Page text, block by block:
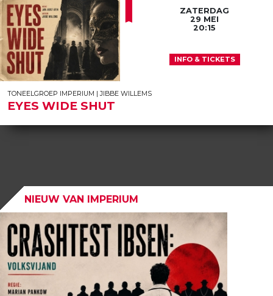
TONEELGROEP IMPERIUM | JIBBE WILLEMS
EYES WIDE SHUT
ZATERDAG
29 MEI
20:15
INFO & TICKETS
NIEUW VAN IMPERIUM